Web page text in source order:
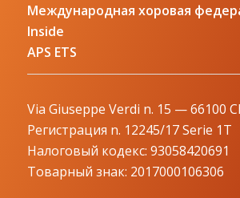
Международная хоровая
Inside
APS ETS
Via Giuseppe Verdi n. 15 — 66100
Регистрация n. 12245/17 Serie 1T
Налоговый кодекс: 93058420691
Товарный знак: 2017000106306